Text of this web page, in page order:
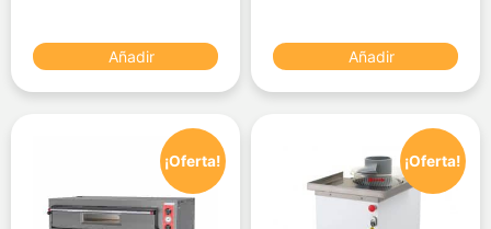
Añadir Añadir
¡Oferta! ¡Oferta!